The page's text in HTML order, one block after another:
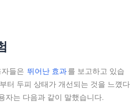
들은 뛰어난 효과를 보고하고 있습
터 두피 상태가 개선되는 것을 느꼈다
자는 다음과 같이 말했습니다.